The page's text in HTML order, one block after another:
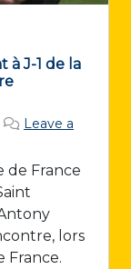
à J-1 de la
Leave a
de France
lors
France.